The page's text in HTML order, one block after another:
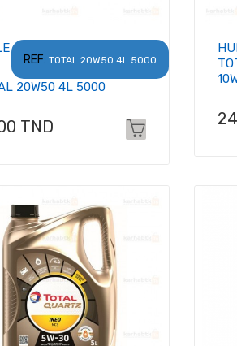
REF: TOTAL 20W50 4L 5000
20W50 4L 5000
TND